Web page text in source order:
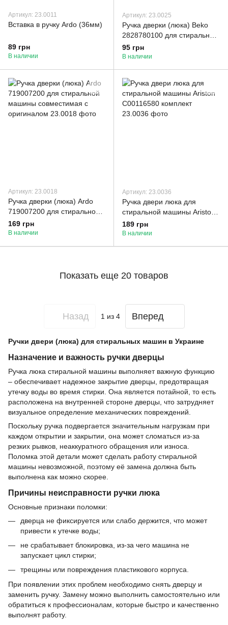
Артикул: 23.0011
Вставка в ручку Ardo (36мм)
89 грн
В наличии
Артикул: 23.0025
Ручка дверки (люка) Beko
2828780100 для стиральной
машины
95 грн
В наличии
Артикул: 23.0018
Ручка дверки (люка) Ardo
719007200 для стиральной
машины совместимая с
оригиналом
169 грн
В наличии
Артикул: 23.0036
Ручка двери люка для
стиральной машины Ariston
C00116580 комплект
189 грн
В наличии
Показать еще 20 товаров
Назад 1 из 4 Вперед
Ручки двери (люка) для стиральных машин в Украине
Назначение и важность ручки дверцы
Ручка люка стиральной машины выполняет важную функцию
– обеспечивает надежное закрытие дверцы, предотвращая
утечку воды во время стирки. Она является потайной, то есть
расположена на внутренней стороне дверцы, что затрудняет
визуальное определение механических повреждений.
Поскольку ручка подвергается значительным нагрузкам при
каждом открытии и закрытии, она может сломаться из-за
резких рывков, неаккуратного обращения или износа.
Поломка этой детали может сделать работу стиральной
машины невозможной, поэтому её замена должна быть
выполнена как можно скорее.
Причины неисправности ручки люка
Основные признаки поломки:
дверца не фиксируется или слабо держится, что может
привести к утечке воды;
не срабатывает блокировка, из-за чего машина не
запускает цикл стирки;
трещины или повреждения пластикового корпуса.
При появлении этих проблем необходимо снять дверцу и
заменить ручку. Замену можно выполнить самостоятельно или
обратиться к профессионалам, которые быстро и качественно
выполнят работу.